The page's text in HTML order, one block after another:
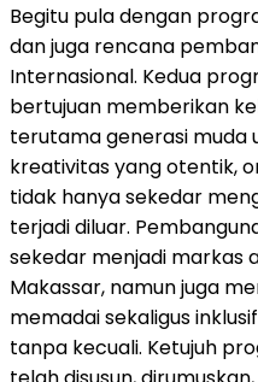
Begitu pula dengan
dan juga rencana
Internasional. Kedua
bertujuan memberikan
terutama generasi muda
kreativitas yang otentik,
tidak hanya sekedar
terjadi diluar.
sekedar menjadi markas
Makassar, namun juga
memadai sekaligus
tanpa kecuali. Ketujuh